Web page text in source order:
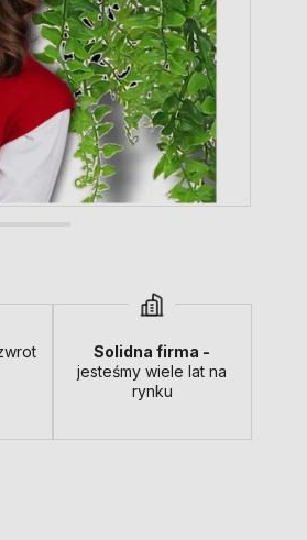
Solidna firma -
jesteśmy wiele lat na
rynku